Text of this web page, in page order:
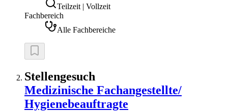
Teilzeit | Vollzeit
Fachbereich
Alle Fachbereiche
Stellengesuch
Medizinische Fachangestellte/
Hygienebeauftragte